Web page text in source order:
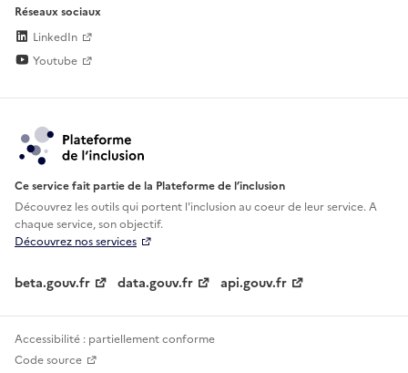
Réseaux sociaux
LinkedIn
Youtube
Ce service fait partie de la Plateforme de l’inclusion
Découvrez les outils qui portent l'inclusion aucoeur de leur service. A
chaque service, son objectif.
Découvrez nos services
beta.gouv.fr data.gouv.fr api.gouv.fr
Accessibilité : partiellement conforme
Code source